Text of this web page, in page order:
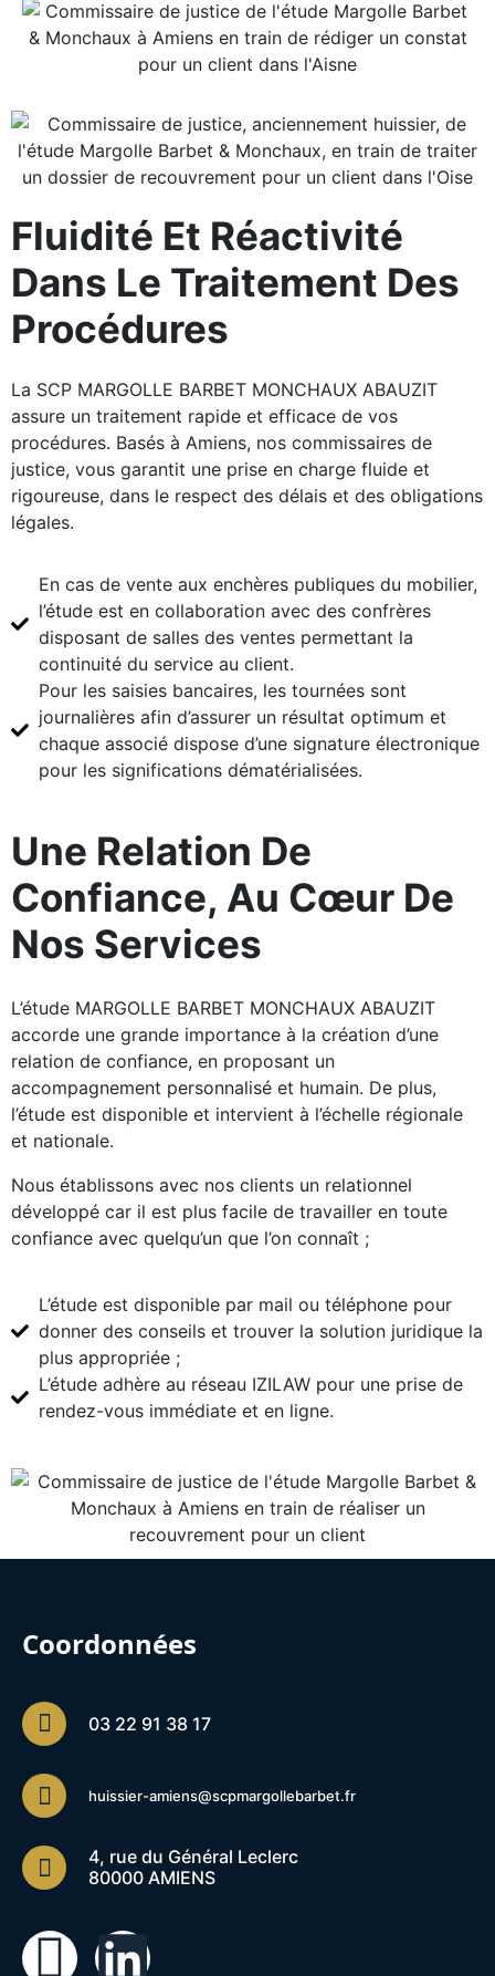
Fluidité Et Réactivité
Dans Le Traitement Des
Procédures
La SCP MARGOLLE BARBET MONCHAUX ABAUZIT
assure un traitement rapide et efficace de vos
procédures. Basés à Amiens, nos commissaires de
justice, vous garantit une prise en charge fluide et
rigoureuse, dans le respect des délais et des obligations
légales.
En cas de vente aux enchères publiques du mobilier,
l’étude est en collaboration avec des confrères
disposant de salles des ventes permettant la
continuité du service au client.
Pour les saisies bancaires, les tournées sont
journalières afin d’assurer un résultat optimum et
chaque associé dispose d’une signature électronique
pour les significations dématérialisées.
Une Relation De
Confiance, Au Cœur De
Nos Services
L’étude MARGOLLE BARBET MONCHAUX ABAUZIT
accorde une grande importance à la création d’une
relation de confiance, en proposant un
accompagnement personnalisé et humain. De plus,
l’étude est disponible et intervient à l’échelle régionale
et nationale.
Nous établissons avec nos clients un relationnel
développé car il est plus facile de travailler en toute
confiance avec quelqu’un que l’on connaît ;
L’étude est disponible par mail ou téléphone pour
donner des conseils et trouver la solution juridique la
plus appropriée ;
L’étude adhère au réseau IZILAW pour une prise de
rendez-vous immédiate et en ligne.
Coordonnées
03 22 91 38 17
huissier-amiens@scpmargollebarbet.fr
4, rue du Général Leclerc
80000 AMIENS